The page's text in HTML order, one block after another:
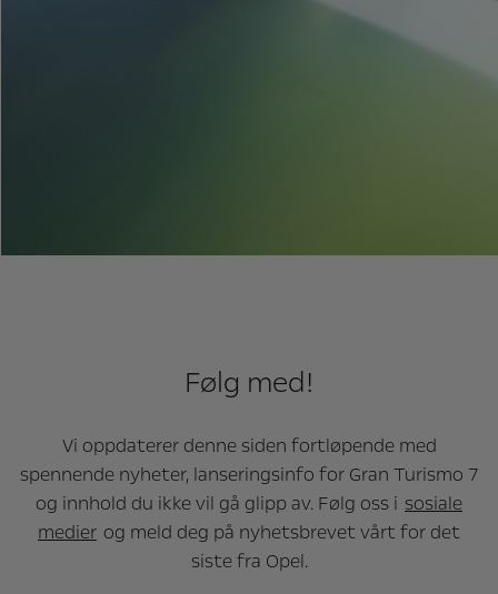
Følg med!
Vi oppdaterer denne siden fortløpende med
spennende nyheter, lanseringsinfo for Gran Turismo 7
og innhold du ikke vil gå glipp av. Følg oss i sosiale
medier og meld deg på nyhetsbrevet vårt for det
siste fra Opel.